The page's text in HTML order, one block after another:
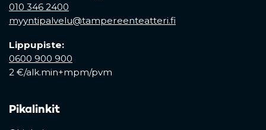
010 346 2400
myyntipalvelu@tampereenteatteri.fi
Lippupiste:
0600 900 900
2 €/alk.min+mpm/pvm
Pikalinkit